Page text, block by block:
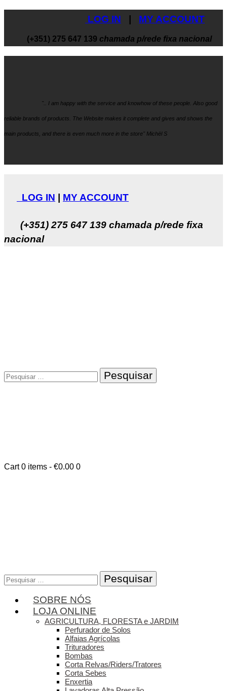
LOG IN MY ACCOUNT
(+351) 275 647 139 chamada p/rede fixa nacional
".. I am happy with the service and knowhow of these people. Also good
reliable brands of products. The Website makes it complete and gives and shows the
main products, and there is even much more in the store" Michël S
LOG IN MY ACCOUNT
(+351) 275 647 139 chamada p/rede fixa
nacional
Pesquisar
por:
Cart 0 items - €0.00 0
Pesquisar
por:
SOBRE NÓS
LOJA ONLINE
AGRICULTURA, FLORESTA e JARDIM
Perfurador de Solos
Alfaias Agrícolas
Trituradores
Bombas
Corta Relvas/Riders/Tratores
Corta Sebes
Enxertia